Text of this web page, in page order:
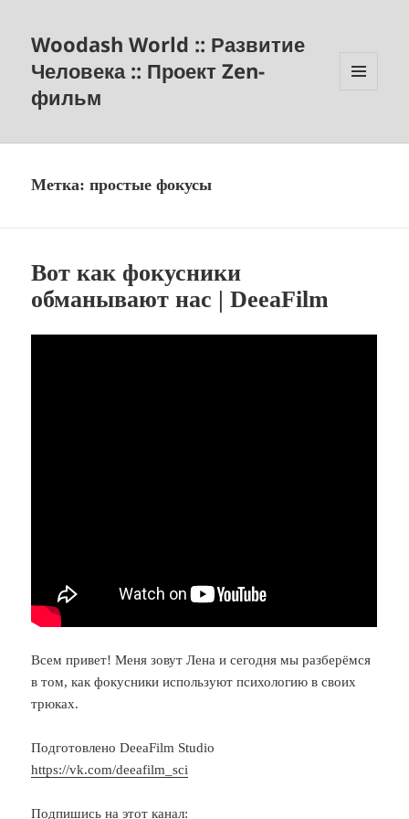
Woodash World :: Развитие
Человека :: Проект Zen-
фильм
Метка:простые фокусы
Вот как фокусники
обманывают нас | DeeaFilm
Всем привет! Меня зовут Лена и сегодня мы разберёмся
в том, как фокусники используют психологию в своих
трюках.
Подготовлено DeeaFilm Studio
https://vk.com/deeafilm_sci
Подпишись на этот канал: